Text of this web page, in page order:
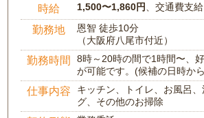
時給 1,500〜1,860円 、交通費支
勤務地
恩智 徒歩10分
（大阪府八尾市付近）
勤務時間
8時～20時の間で1時間〜、
が可能です。(候補の日時か
仕事内容
キッチン、トイレ、お風呂
グ、その他のお掃除